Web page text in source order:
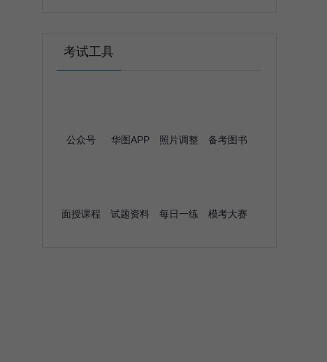
考试工具
公众号 华图APP 照片调整 备考图书
面授课程 试题资料 每日一练 模考大赛